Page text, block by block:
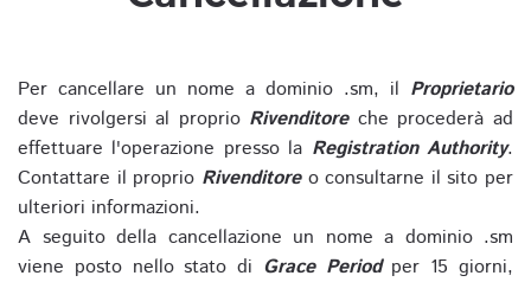
Per cancellare un nome a dominio .sm, il Proprietario
deve rivolgersi al proprio Rivenditoreche procederà ad
effettuare l'operazione presso la Registration Authority.
Contattare il proprio Rivenditoreo consultarne il sito per
ulteriori informazioni.
A seguito della cancellazione un nome a dominio .sm
viene posto nello stato di Grace Periodper 15 giorni,